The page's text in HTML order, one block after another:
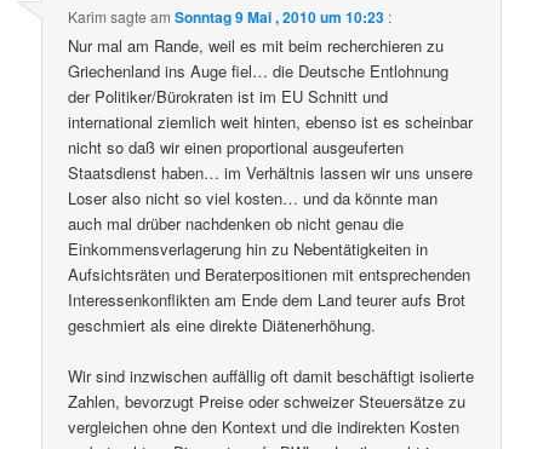
Karim sagte amSonntag 9 Mai , 2010 um 10:23 :
Nur mal am Rande, weil es mit beim recherchieren zu
Griechenland ins Auge fiel… die Deutsche Entlohnung
der Politiker/Bürokraten ist im EU Schnitt und
international ziemlich weit hinten, ebenso ist es scheinbar
nicht so daß wir einen proportional ausgeuferten
Staatsdienst haben… im Verhältnis lassen wir uns unsere
Loser also nicht so viel kosten… und da könnte man
auch mal drüber nachdenken ob nicht genau die
Einkommensverlagerung hin zu Nebentätigkeiten in
Aufsichtsräten und Beraterpositionen mit entsprechenden
Interessenkonflikten am Ende dem Land teurer aufs Brot
geschmiert als eine direkte Diätenerhöhung.
Wir sind inzwischen auffällig oft damit beschäftigt isolierte
Zahlen, bevorzugt Preise oder schweizer Steuersätze zu
vergleichen ohne den Kontext und die indirekten Kosten